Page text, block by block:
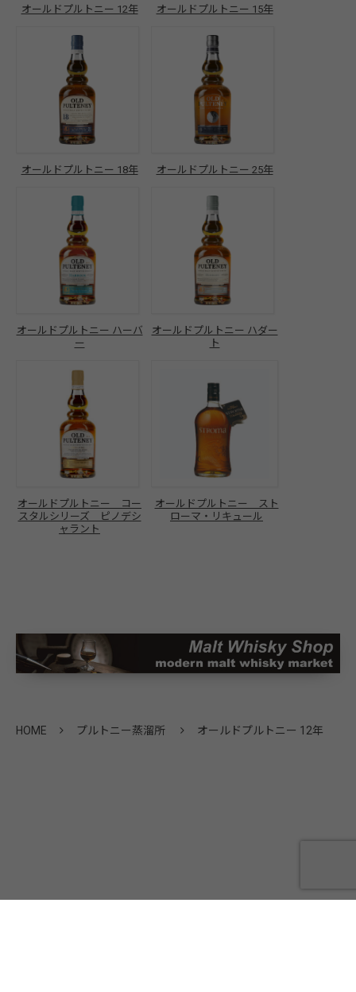
オールドプルトニー 12年 オールドプルトニー 15年
オールドプルトニー 18年 オールドプルトニー 25年
オールドプルトニー ハーバ
ー
オールドプルトニー ハダー
ト
オールドプルトニー コー
スタルシリーズ ピノデシ
ャラント
オールドプルトニー スト
ローマ・リキュール
HOME プルトニー蒸溜所 オールドプルトニー 12年